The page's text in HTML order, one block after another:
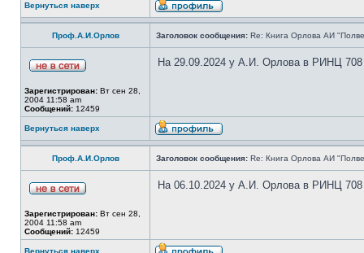
Вернуться наверх
Проф.А.И.Орлов Заголовок сообщения: Re: Книга Орлова АИ
Зарегистрирован: Вт сен 28,
2004 11:58 am
Сообщений: 12459
На 29.09.2024 у А.И. Орлова в РИНЦ 708
Вернуться наверх
Проф.А.И.Орлов Заголовок сообщения: Re: Книга Орлова АИ
Зарегистрирован: Вт сен 28,
2004 11:58 am
Сообщений: 12459
На 06.10.2024 у А.И. Орлова в РИНЦ 708
Вернуться наверх